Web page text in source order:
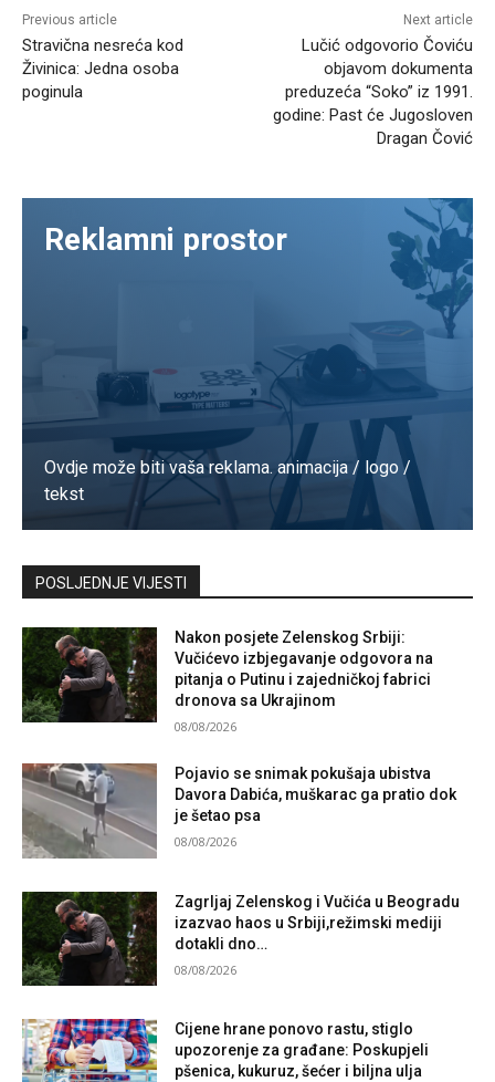
Previous article
Stravična nesreća kod
Živinica: Jedna osoba
poginula
Next article
Lučić odgovorio Čoviću
objavom dokumenta
preduzeća “Soko” iz 1991.
godine: Past će Jugosloven
Dragan Čović
Reklamni prostor
Ovdje može biti vaša reklama. animacija / logo /
tekst
Kontaktirajte nas
POSLJEDNJE VIJESTI
Nakon posjete Zelenskog Srbiji:
Vučićevo izbjegavanje odgovora na
pitanja o Putinu i zajedničkoj fabrici
dronova sa Ukrajinom
08/08/2026
Pojavio se snimak pokušaja ubistva
Davora Dabića, muškarac ga pratio dok
je šetao psa
08/08/2026
Zagrljaj Zelenskog i Vučića u Beogradu
izazvao haos u Srbiji,režimski mediji
dotakli dno…
08/08/2026
Cijene hrane ponovo rastu, stiglo
upozorenje za građane: Poskupjeli
pšenica, kukuruz, šećer i biljna ulja